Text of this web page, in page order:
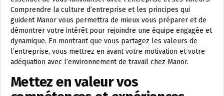
Comprendre la culture d’entreprise et les principes qui
guident Manor vous permettra de mieux vous préparer et de
démontrer votre intérêt pour rejoindre une équipe engagée et
dynamique. En montrant que vous partagez les valeurs de
l’entreprise, vous mettrez en avant votre motivation et votre
adéquation avec l’environnement de travail chez Manor.
Mettez en valeur vos